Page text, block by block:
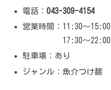
電話：043-309-4154
営業時間：11:30～15:00
17:30～22:00
駐車場：あり
ジャンル：魚介つけ麺